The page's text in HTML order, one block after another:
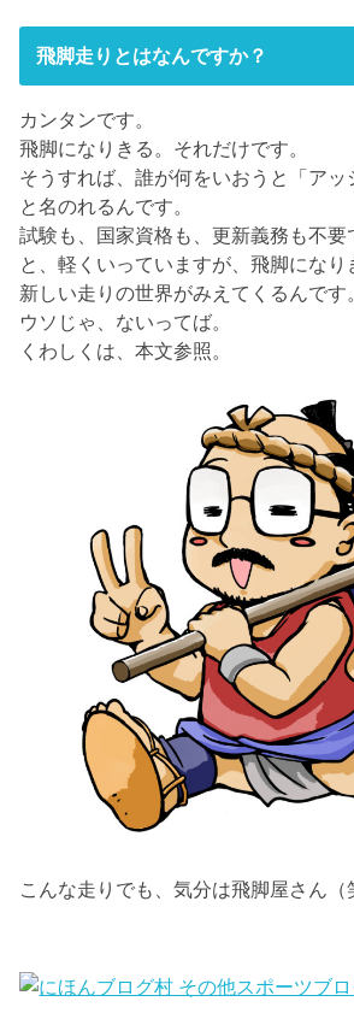
飛脚走りとはなんですか？
カンタンです。
飛脚になりきる。それだけです。
そうすれば、誰が何をいおうと「アッ
と名のれるんです。
試験も、国家資格も、更新義務も不要
と、軽くいっていますが、飛脚になり
新しい走りの世界がみえてくるんです
ウソじゃ、ないってば。
くわしくは、本文参照。
こんな走りでも、気分は飛脚屋さん（